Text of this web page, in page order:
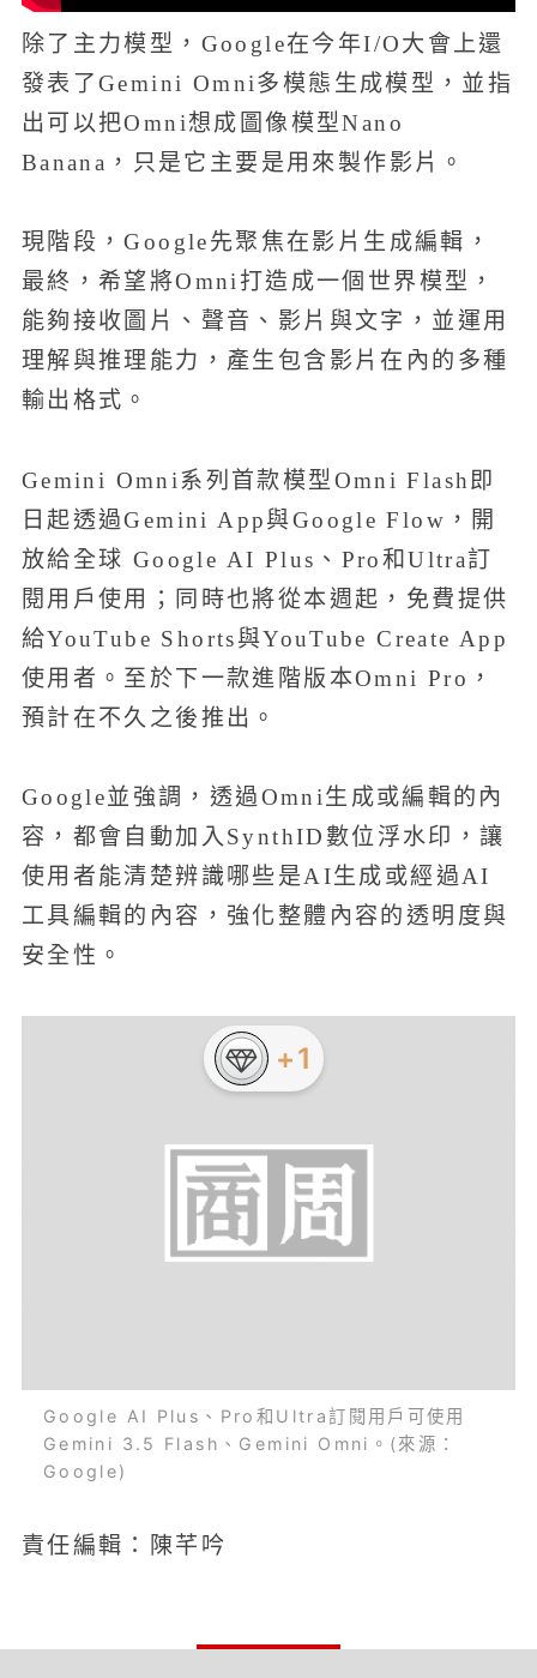
除了主力模型，Google在今年I/O大會上還
發表了Gemini Omni多模態生成模型，並指
出可以把Omni想成圖像模型Nano
Banana，只是它主要是用來製作影片。
現階段，Google先聚焦在影片生成編輯，
最終，希望將Omni打造成一個世界模型，
能夠接收圖片、聲音、影片與文字，並運用
理解與推理能力，產生包含影片在內的多種
輸出格式。
Gemini Omni系列首款模型Omni Flash即
日起透過Gemini App與Google Flow，開
放給全球 Google AI Plus、Pro和Ultra訂
閱用戶使用；同時也將從本週起，免費提供
給YouTube Shorts與YouTube Create App
使用者。至於下一款進階版本Omni Pro，
預計在不久之後推出。
Google並強調，透過Omni生成或編輯的內
容，都會自動加入SynthID數位浮水印，讓
使用者能清楚辨識哪些是AI生成或經過AI
工具編輯的內容，強化整體內容的透明度與
安全性。
Google AI Plus、Pro和Ultra訂閱用戶可使用
Gemini 3.5 Flash、Gemini Omni。(來源：
Google)
責任編輯：陳芊吟